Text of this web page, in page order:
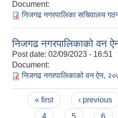
Document:
निजगढ नगरपालिका सचिवालय
निजगढ नगरपालिकाको वन
Post date: 02/09/2023 - 16:51
Document:
निजगढ नगरपालिकाको वन ऐन,
Pages
« first ‹ previous